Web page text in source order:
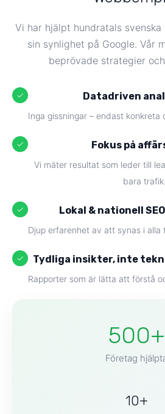
Vi har hjälpt hundratals
sin synlighet på Google. Vår
beprövade strategier
✓ Datadriven
Inga gissningar – endast konkreta
✓ Fokus på
Vi mäter resultat som leder till
bara trafik.
✓ Lokal & nationell
Djup erfarenhet av att synas i alla
✓ Tydliga insikter, inte
Rapporter som är lätta att förstå
500+
Företag
10+